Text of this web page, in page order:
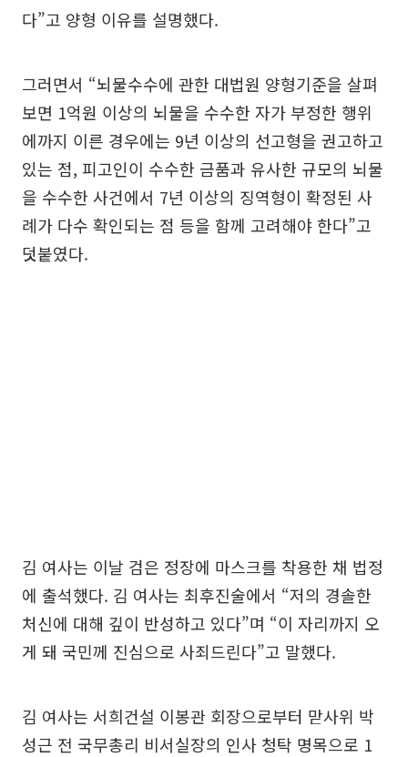
다”고 양형 이유를 설명했다.
그러면서 “뇌물수수에 관한 대법원 양형기준을 살펴
보면 1억원 이상의 뇌물을 수수한 자가 부정한 행위
에까지 이른 경우에는 9년 이상의 선고형을 권고하고
있는 점, 피고인이 수수한 금품과 유사한 규모의 뇌물
을 수수한 사건에서 7년 이상의 징역형이 확정된 사
례가 다수 확인되는 점 등을 함께 고려해야 한다”고
덧붙였다.
김 여사는 이날 검은 정장에 마스크를 착용한 채 법정
에 출석했다. 김 여사는 최후진술에서 “저의 경솔한
처신에 대해 깊이 반성하고 있다”며 “이 자리까지 오
게 돼 국민께 진심으로 사죄드린다”고 말했다.
김 여사는 서희건설 이봉관 회장으로부터 맏사위 박
성근 전 국무총리 비서실장의 인사 청탁 명목으로 1